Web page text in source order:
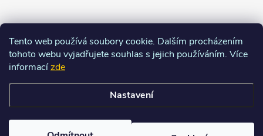
Tento web používá soubory cookie. Dalším procházením
tohoto webu vyjadřujete souhlas s jejich používáním. Více
informacízde
Nastavení
nastavení cookies